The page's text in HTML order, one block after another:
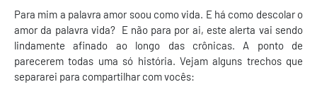
Para mim a palavra amor soou como vida. E há como descolar o
amor da palavra vida? E não para por ai, este alerta vai sendo
lindamente afinado ao longo das crônicas. A ponto de
parecerem todas uma só história. Vejam alguns trechos que
separarei para compartilhar com vocês: